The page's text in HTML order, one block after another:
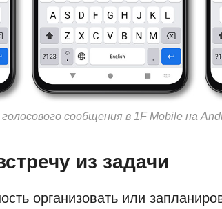
сообщения в 1F Mobile на
из задачи
организовать или